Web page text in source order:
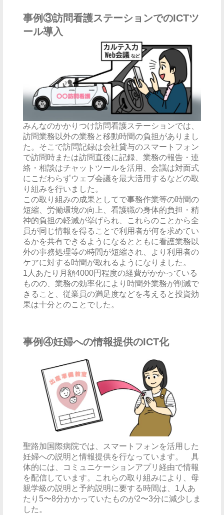
事例③訪問看護ステーションでのICTツ
ール導入
みんなのかかりつけ訪問看護ステーションでは、
訪問業務以外の業務と移動時間の負担がありまし
た。そこで訪問記録は会社貸与のスマートフォン
で訪問時または訪問直後に記録、業務の報告・連
絡・相談はチャットツールを活用、会議は対面式
にこだわらずウェブ会議を最大活用するなどの取
り組みを行いました。
この取り組みの成果としてで事務作業等の時間の
短縮、労働環境の向上、看護職の身体的負担・精
神的負担の軽減が挙げられ、これらのことから全
員が同じ情報を得ることで利用者が何を求めてい
るかを共有できるようになるとともに看護業務以
外の事務処理等の時間が短縮され、より利用者の
ケアに対する時間が取れるようになりました。
1人あたり月額4000円程度の経費がかかっている
ものの、業務の効率化により時間外業務が削減で
きること、従業員の満足度などを考えると投資効
果は十分とのことでした。
事例④妊婦への情報提供のICT化
聖路加国際病院では、スマートフォンを活用した
妊婦への説明と情報提供を行なっています。 具
体的には、コミュニケーションアプリ経由で情報
を配信しています。これらの取り組みにより、母
親学級の説明と予約説明に要する時間は、1人あ
たり5〜8分かかっていたものが2〜3分に減少しま
した。